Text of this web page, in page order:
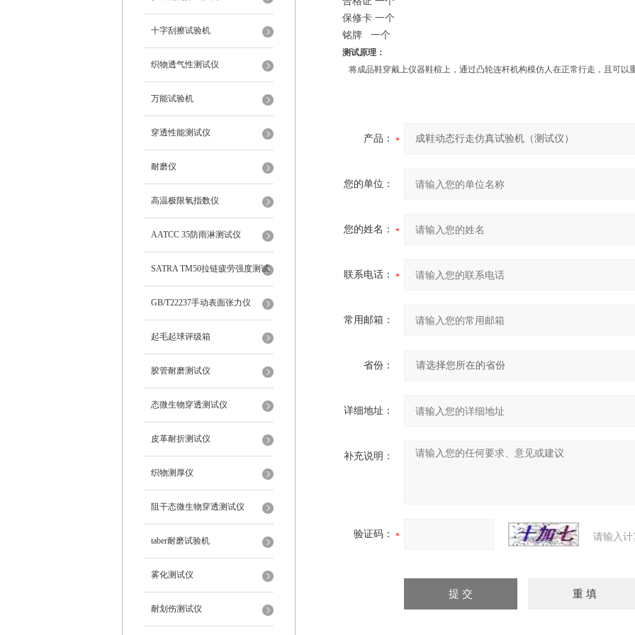
十字刮擦试验机
织物透气性测试仪
万能试验机
穿透性能测试仪
耐磨仪
高温极限氧指数仪
AATCC 35防雨淋测试仪
SATRA TM50拉链疲劳强度测试
仪
GB/T22237手动表面张力仪
起毛起球评级箱
胶管耐磨测试仪
态微生物穿透测试仪
皮革耐折测试仪
织物测厚仪
阻干态微生物穿透测试仪
taber耐磨试验机
雾化测试仪
耐划伤测试仪
保修卡 一个
铭牌
一个
测试原理：
将成品鞋穿戴上仪器鞋楦上，通过凸轮连杆机构模仿人在正常行走，且可以
产品：
您的单位：
您的姓名：
联系电话：
常用邮箱：
省份：
详细地址：
补充说明：
验证码： 请输入